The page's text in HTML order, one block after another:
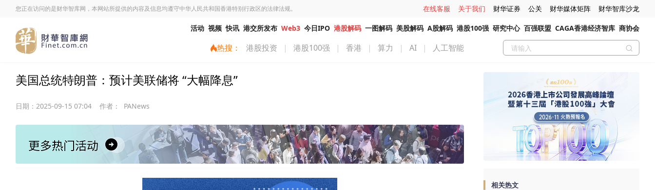
您正在访问的是财华智库网，本网站所提供的内容及信息均遵守中华人民共和国香港特别行政区的法律法规。 在线客服 关于我们 财华证券 公关 财华媒体矩阵 财华智库沙龙
活动 视频 快讯 港交所发布 Web3 今日IPO 港股解码 一图解码 美股解码 A股解码 港股100强 研究中心 百强联盟 CAGA香港经济智库 商协会
热搜： 港股投资 | 港股100强 | 香港 | 算力 | AI | 人工智能
美国总统特朗普：预计美联储将 “大幅降息”
日期： 2025-09-15 07:04 作者： PANews
相关热文